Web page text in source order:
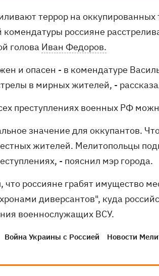
террор на оккупированных
россияне
голова Иван Федоров.
и опасен - в комендатуре
в мирных жителей, -
преступлениях военных РФ
значение для оккупантов.
жителей. Мелитопольцы
- пояснил мэр города.
что россияне грабят имущество
диверсантов", куда
военнослужащих ВСУ.
Война Украины с Россией Новости